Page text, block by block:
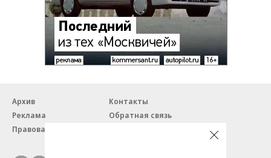
Архив
Контакты
Реклама
Обратная связь
Правовая информация